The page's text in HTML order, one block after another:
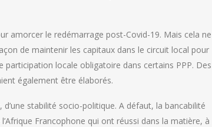
amorcer le redémarrage post-Covid-19. Mais cela ne
de maintenir les capitaux dans le circuit local pour
locale obligatoire dans certains PPP. Des
également être élaborés.
stabilité socio-politique. A défaut, la bancabilité
Francophone qui ont réussi dans la matière, à